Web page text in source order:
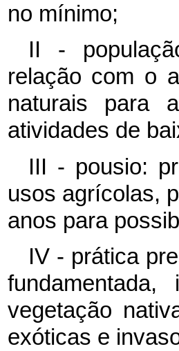
no mínimo;
II -
relação com o
naturais para
atividades de
III - pousio:
usos agrícolas,
anos para
IV - prática
vegetação
exóticas e